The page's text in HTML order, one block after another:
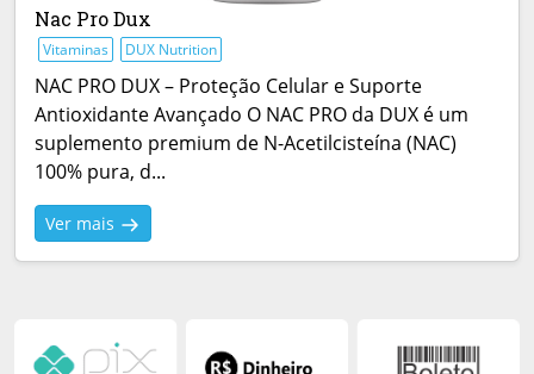
Nac Pro Dux
Vitaminas DUX Nutrition
NAC PRO DUX – Proteção Celular e Suporte
Antioxidante Avançado O NAC PRO da DUX é um
suplemento premium de N-Acetilcisteína (NAC)
100% pura, d...
Ver mais